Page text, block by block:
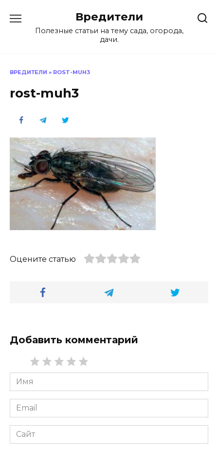
содержанию
Вредители
Полезные статьи на тему сада, огорода,
дачи.
ВРЕДИТЕЛИ » ROST-MUH3
rost-muh3
Оцените статью
Добавить комментарий
Имя
*
Email
*
Сайт